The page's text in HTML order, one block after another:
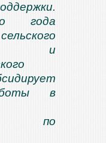
года
и
в
по